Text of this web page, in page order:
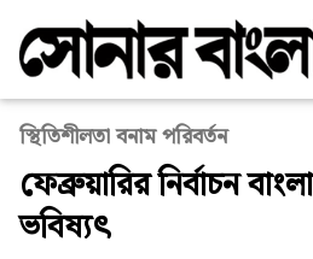
স্থিতিশীলতা বনাম পরিবর্তন
ফেব্রুয়ারির নির্বাচন
ভবিষ্যৎ